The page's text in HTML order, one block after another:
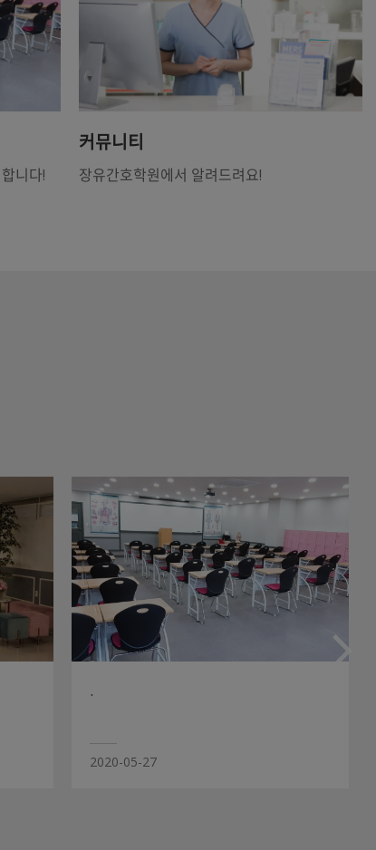
니다!
커뮤니티
장유간호학원에서 알려드려요!
.
2020-05-27